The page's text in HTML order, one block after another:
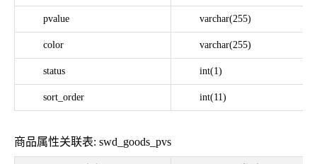
pvalue varchar(255)
color varchar(255)
status int(1)
sort_order int(11)
商品属性关联表: swd_goods_pvs